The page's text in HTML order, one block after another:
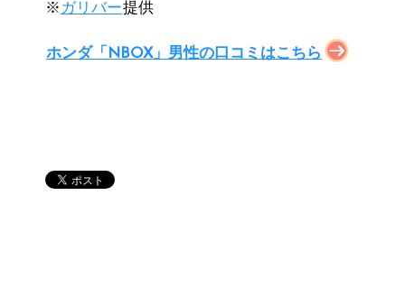
※ ガリバー提供
ホンダ「NBOX」男性の口コミはこちら